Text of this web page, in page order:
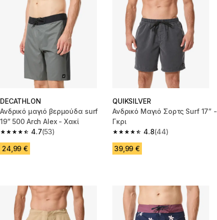
DECATHLON
Ανδρικό μαγιό βερμούδα surf
19” 500 Arch Alex - Χακί
4.7
4.7 out of 5 stars from 53 reviews
(53)
24,99 €
QUIKSILVER
Ανδρικό Μαγιό Σορτς Surf 17” -
Γκρι
4.8
4.8 out of 5 stars from 44
(44)
39,99 €